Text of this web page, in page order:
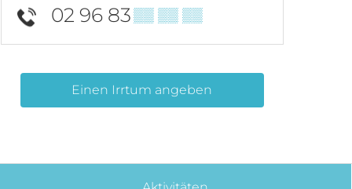
02 96 83▒▒ ▒▒ ▒▒
Einen Irrtum angeben